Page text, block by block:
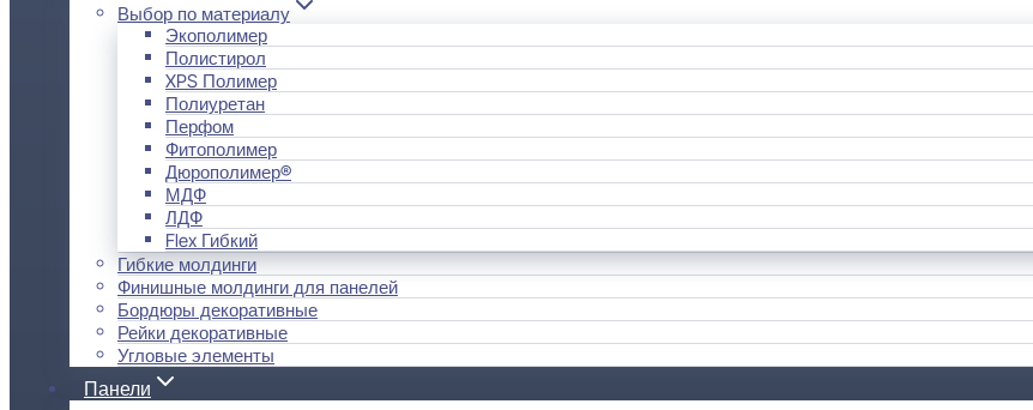
Выбор по материалу
Экополимер
Полистирол
XPS Полимер
Полиуретан
Перфом
Фитополимер
Дюрополимер®
МДФ
ЛДФ
Flex Гибкий
Гибкие молдинги
Финишные молдинги для панелей
Бордюры декоративные
Рейки декоративные
Угловые элементы
Панели